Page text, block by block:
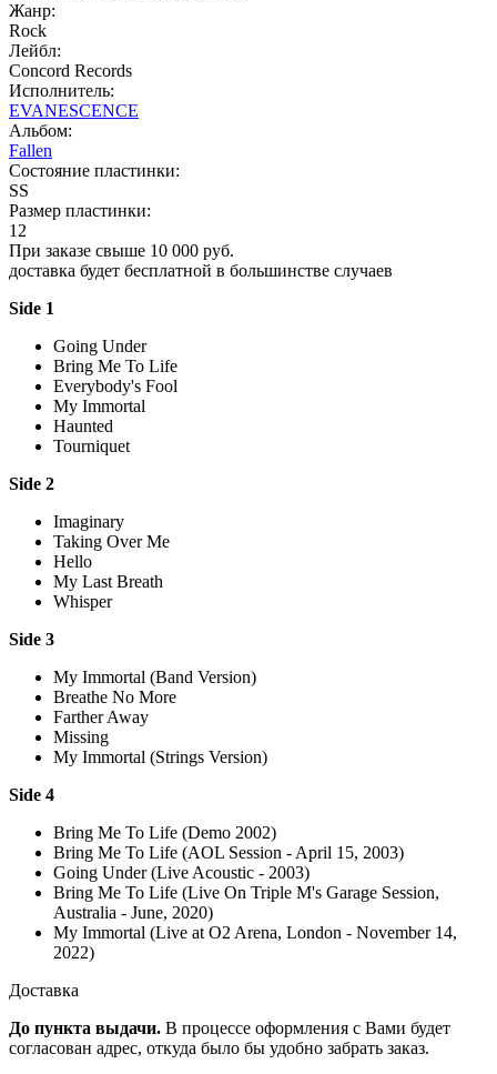
Жанр:
Rock
Лейбл:
Concord Records
Исполнитель:
EVANESCENCE
Альбом:
Fallen
Состояние пластинки:
SS
Размер пластинки:
12
При заказе свыше 10 000 руб.
доставка будет бесплатной в большинстве случаев
Side 1
Going Under
Bring Me To Life
Everybody's Fool
My Immortal
Haunted
Tourniquet
Side 2
Imaginary
Taking Over Me
Hello
My Last Breath
Whisper
Side 3
My Immortal (Band Version)
Breathe No More
Farther Away
Missing
My Immortal (Strings Version)
Side 4
Bring Me To Life (Demo 2002)
Bring Me To Life (AOL Session - April 15, 2003)
Going Under (Live Acoustic - 2003)
Bring Me To Life (Live On Triple M's Garage Session,
Australia - June, 2020)
My Immortal (Live at O2 Arena, London - November 14,
2022)
Доставка
До пункта выдачи. В процессе оформления с Вами будет
согласован адрес, откуда было бы удобно забрать заказ.